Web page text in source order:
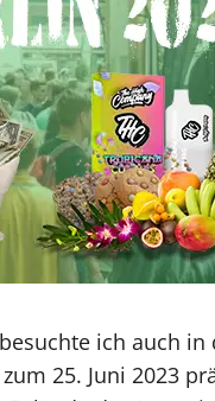
ich auch
25. Juni 2023